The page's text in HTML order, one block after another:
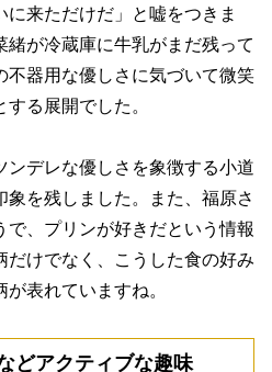
来ただけだ」と嘘をつきま
が冷蔵庫に牛乳がまだ残って
不器用な優しさに気づいて微笑
る展開でした。
ンデレな優しさを象徴する小道
を残しました。また、福原さ
で、プリンが好きだという情報
だけでなく、こうした食の好み
表れていますね。
どアクティブな趣味